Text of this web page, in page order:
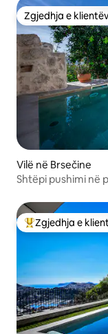
Zgjedhja e
Zgjedhja e
Vilë në Brsečine
Shtëpi pushimi në
Më të mirat e
Zgjedhja e